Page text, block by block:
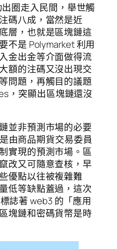
圈走入民間，舉世觸
碼八成，當然是近
層，也就是區塊鏈這
不是 Polymarket 利用
金出金等介面做得流
額的注碼又沒出現交
問題，再觸目的議題
，突顯出區塊鏈還沒
並非預測市場的必要
由商品期貨交易委員
實現的預測市場。區
改又可隨意查核，早
優點以往被複雜難
低等缺點蓋過，這次
誌著 web3 的「應用
塊鏈和密碼貨幣是時